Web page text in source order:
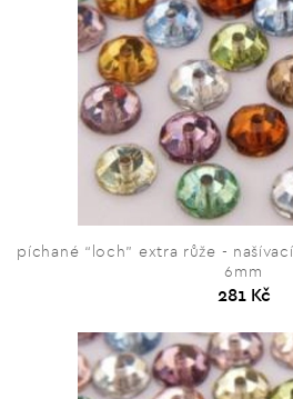
píchané “loch” extra růže -
6mm
281 Kč